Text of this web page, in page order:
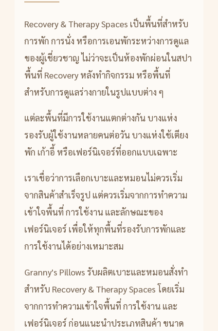
Recovery & Therapy Spaces เป็นพื้นที่สำหรับ
การพัก การนั่ง หรือการเอนพักระหว่างการดูแล
ของผู้เชี่ยวชาญ ไม่ว่าจะเป็นห้องพักผ่อนในสปา
พื้นที่ Recovery หลังทำกิจกรรม หรือพื้นที่
สำหรับการดูแลร่างกายในรูปแบบต่าง ๆ
แต่ละพื้นที่มีการใช้งานแตกต่างกัน บางแห่ง
รองรับผู้ใช้งานหลายคนต่อวัน บางแห่งใช้เตียง
พัก เก้าอี้ หรือเฟอร์นิเจอร์ที่ออกแบบเฉพาะ
เราเชื่อว่าการเลือกเบาะและหมอนไม่ควรเริ่ม
จากสินค้าสำเร็จรูป แต่ควรเริ่มจากการทำความ
เข้าใจพื้นที่ การใช้งาน และลักษณะของ
เฟอร์นิเจอร์ เพื่อให้ทุกพื้นที่รองรับการพักและ
การใช้งานได้อย่างเหมาะสม
Granny's Pillows รับผลิตเบาะและหมอนสั่งทำ
สำหรับ Recovery & Therapy Spaces โดยเริ่ม
จากการทำความเข้าใจพื้นที่ การใช้งาน และ
เฟอร์นิเจอร์ ก่อนแนะนำประเภทสินค้า ขนาด